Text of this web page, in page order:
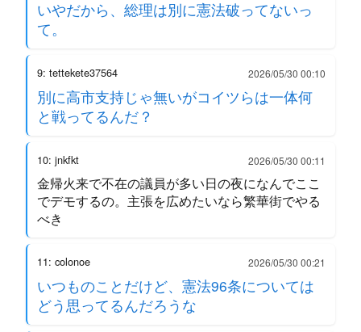
いやだから、総理は別に憲法破ってないっ
て。
9: tettekete37564 2026/05/30 00:10
別に高市支持じゃ無いがコイツらは一体何
と戦ってるんだ？
10: jnkfkt 2026/05/30 00:11
金帰火来で不在の議員が多い日の夜になんでここ
でデモするの。主張を広めたいなら繁華街でやる
べき
11: colonoe 2026/05/30 00:21
いつものことだけど、憲法96条については
どう思ってるんだろうな